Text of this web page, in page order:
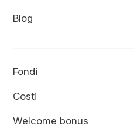
Blog
Fondi
Costi
Welcome bonus